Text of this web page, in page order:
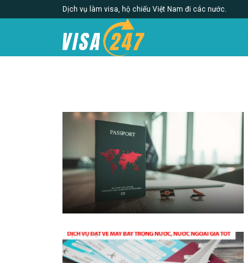
to
Dịch vụ làm visa, hộ chiếu Việt Nam đi các nước.